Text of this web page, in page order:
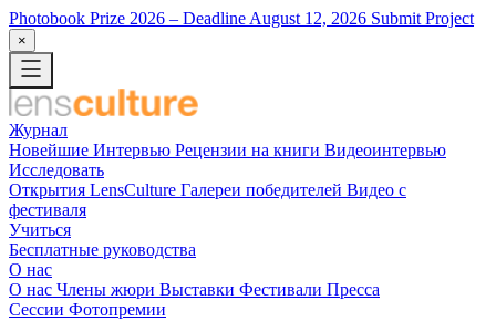
Photobook Prize 2026 – Deadline August 12, 2026 Submit Project
×
Журнал
Новейшие Интервью Рецензии на книги Видеоинтервью
Исследовать
Открытия LensCulture Галереи победителей Видео с
фестиваля
Учиться
Бесплатные руководства
О нас
О нас Члены жюри Выставки Фестивали Пресса
Сессии Фотопремии